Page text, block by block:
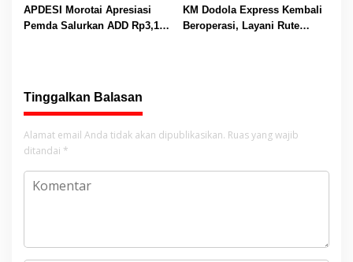
APDESI Morotai Apresiasi
Pemda Salurkan ADD Rp3,13
KM Dodola Express Kembali
Beroperasi, Layani Rute
Tinggalkan Balasan
Alamat email Anda tidak akan dipublikasikan. Ruas yang wajib
ditandai *